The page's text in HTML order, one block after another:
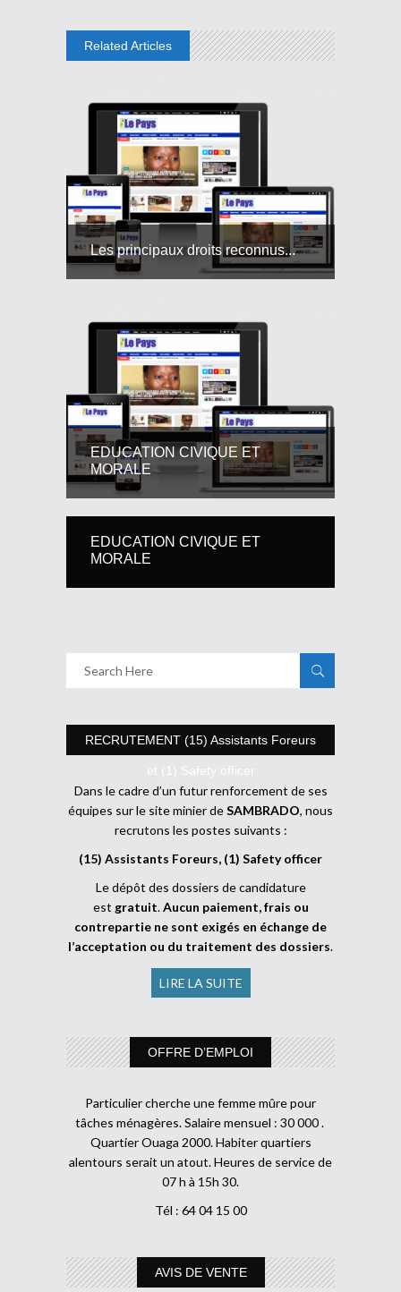
Related Articles
Les principaux droits reconnus...
EDUCATION CIVIQUE ET
MORALE
EDUCATION CIVIQUE ET
MORALE
RECRUTEMENT (15) Assistants Foreurs
et (1) Safety officer
Dans le cadre d’un futur renforcement de ses
équipes sur le site minier deSAMBRADO, nous
recrutons les postes suivants :
(15) Assistants Foreurs, (1) Safety officer
Le dépôt des dossiers de candidature
est gratuit.Aucun paiement, frais ou
contrepartie ne sont exigés en échange de
l’acceptation ou du traitement des dossiers.
LIRE LA SUITE
OFFRE D’EMPLOI
Particulier cherche une femme mûre pour
tâches ménagères. Salaire mensuel : 30 000 .
Quartier Ouaga 2000. Habiter quartiers
alentours serait un atout. Heures de service de
07 h à 15h 30.
Tél : 64 04 15 00
AVIS DE VENTE